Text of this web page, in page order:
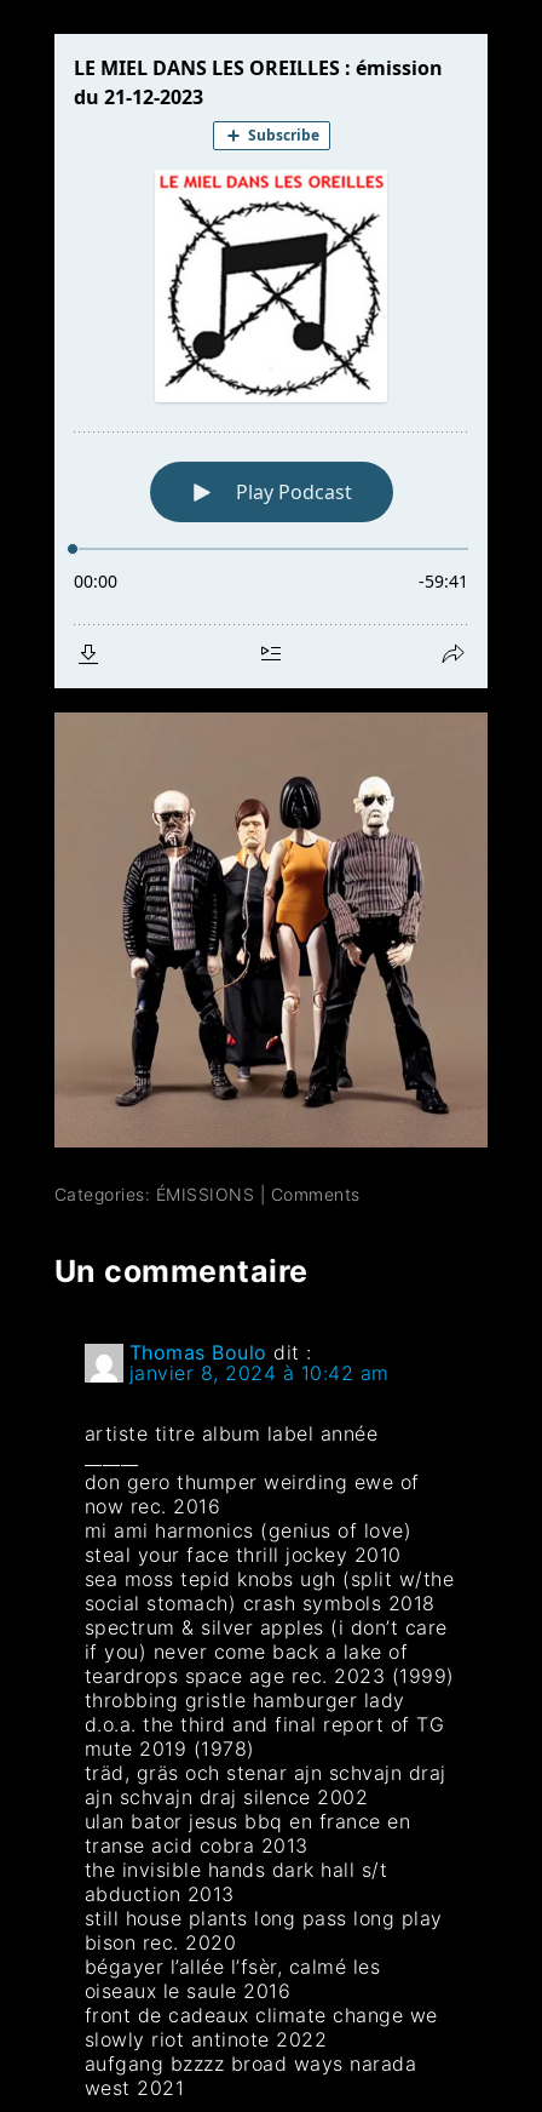
Categories: ÉMISSIONS Comments
Un commentaire
Thomas Boulo dit :
janvier 8, 2024 à 10:42 am
artiste titre album label année
don gero thumper weirding ewe of
now rec. 2016
mi ami harmonics (genius of love)
steal your face thrill jockey 2010
sea moss tepid knobs ugh (split w/the
social stomach) crash symbols 2018
spectrum & silver apples (i don’t care
if you) never come back a lake of
teardrops space age rec. 2023 (1999)
throbbing gristle hamburger lady
d.o.a. the third and final report of TG
mute 2019 (1978)
träd, gräs och stenar ajn schvajn draj
ajn schvajn draj silence 2002
ulan bator jesus bbq en france en
transe acid cobra 2013
the invisible hands dark hall s/t
abduction 2013
still house plants long pass long play
bison rec. 2020
bégayer l’allée l’fsèr, calmé les
oiseaux le saule 2016
front de cadeaux climate change we
slowly riot antinote 2022
aufgang bzzzz broad ways narada
west 2021